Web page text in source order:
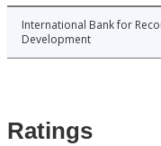
International Bank for
Development
Ratings